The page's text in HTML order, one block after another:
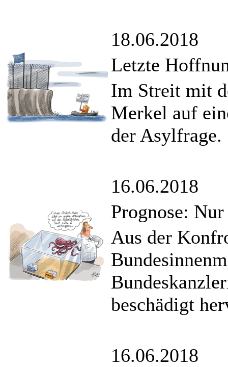
18.06.2018
Letzte
Im Streit mit
Merkel auf
der Asylfrage.
16.06.2018
Prognose:
Aus der
beschädigt
16.06.2018